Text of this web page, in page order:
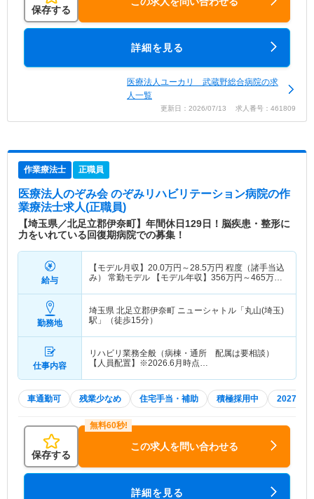
保存する
詳細を見る
医療法人ユーカリ 武蔵野総合病院の求
人一覧
更新日：2026/07/13 求人番号：461809
作業療法士 正職員
医療法人のぞみ会 のぞみリハビリテーション病院の作
業療法士求人(正職員)
【埼玉県／北足立郡伊奈町】年間休日129日！脳疾患・整形に
力をいれている回復期病院での募集！
給与
【モデル月収】 20.0万円～28.5万円 程度（諸手当込
み） 常勤モデル 【モデル年収】 356万円～465万円
勤務地
埼玉県 北足立郡伊奈町 ニューシャトル「丸山(埼玉)
駅」（徒歩15分）
仕事内容
リハビリ業務全般（病棟・通所 配属は要相談）
【人員配置】※2026.6月時点…
車通勤可 残業少なめ 住宅手当・補助 積極採用中 2027年4
保存する
この求人を問い合わせる
詳細を見る